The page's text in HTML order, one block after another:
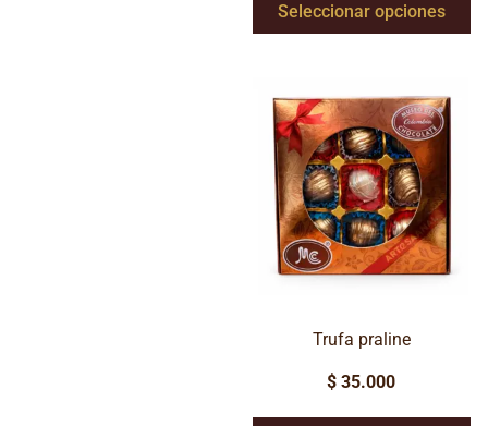
Seleccionar opciones
Trufa praline
$ 35.000